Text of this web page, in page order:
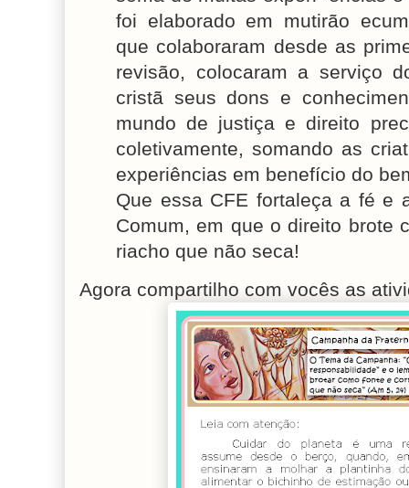
foi elaborado em mutirão
que colaboraram desde as
revisão, colocaram a serviço
cristã seus dons e
mundo de justiça e direito
coletivamente, somando as
experiências em benefício do
Que essa CFE fortaleça a fé e
Comum, em que o direito brote
riacho que não seca!
Agora compartilho com vocês as